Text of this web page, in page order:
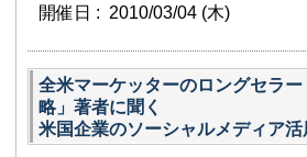
開催日 : 2010/03/04 (木)
全米マーケッターのロングセラ
略」著者に聞く
米国企業のソーシャルメディア活